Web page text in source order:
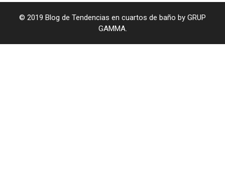
© 2019 Blog de Tendencias en cuartos de baño by GRUP
GAMMA.